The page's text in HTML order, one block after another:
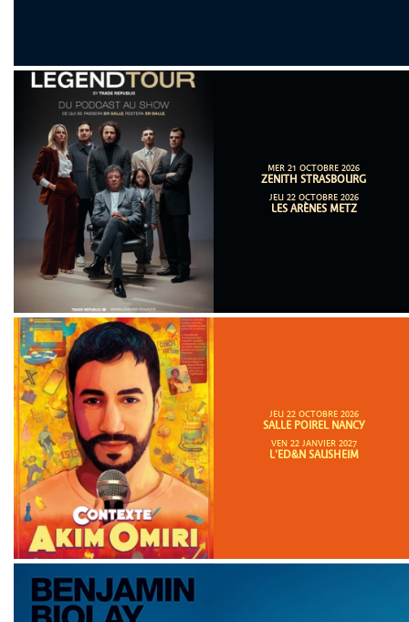
MER 21 OCTOBRE 2026
ZENITH STRASBOURG
JEU 22 OCTOBRE 2026
LES ARÈNES METZ
JEU 22 OCTOBRE 2026
SALLE POIREL NANCY
VEN 22 JANVIER 2027
L'ED&N SAUSHEIM